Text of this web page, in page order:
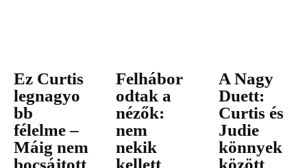
Ez Curtis
legnagyo
bb
félelme –
Máig nem
Felhábor
odtak a
nézők:
nem
nekik
A Nagy
Duett:
Curtis és
Judie
könnyek